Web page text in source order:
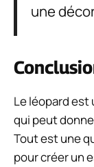
une
Le léopard est
qui peut
Tout est une
pour créer un